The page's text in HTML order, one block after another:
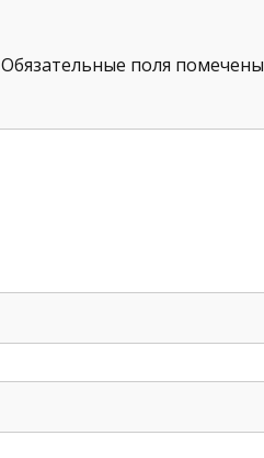
Обязательные поля помечены